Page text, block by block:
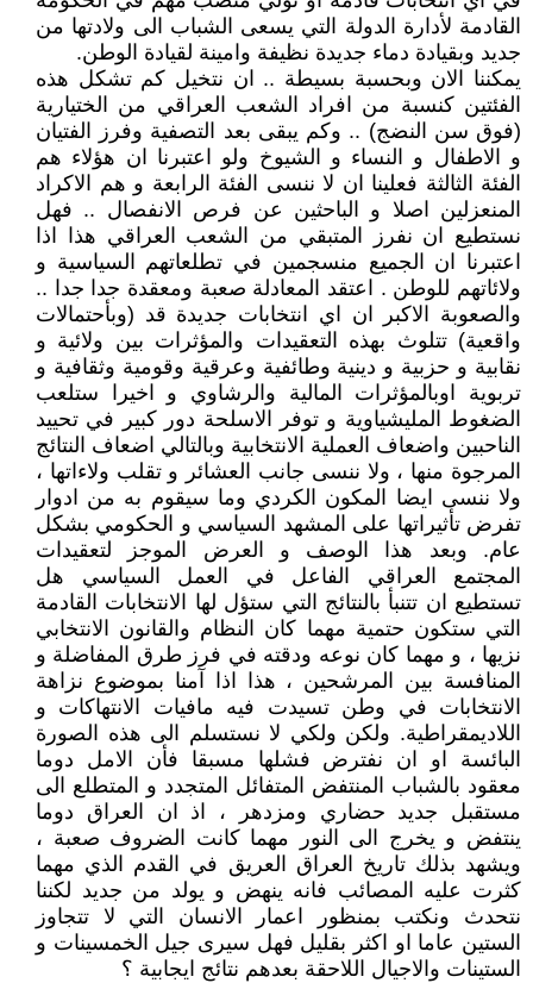
القادمة لأدارة الدولة التي يسعى الشباب الى ولادتها من
جديد وبقيادة دماء جديدة نظيفة وامينة لقيادة الوطن.
يمكننا الان وبحسبة بسيطة .. ان نتخيل كم تشكل هذه
الفئتين كنسبة من افراد الشعب العراقي من الختيارية
(فوق سن النضج) .. وكم يبقى بعد التصفية وفرز الفتيان
و الاطفال و النساء و الشيوخ ولو اعتبرنا ان هؤلاء هم
الفئة الثالثة فعلينا ان لا ننسى الفئة الرابعة و هم الاكراد
المنعزلين اصلا و الباحثين عن فرص الانفصال .. فهل
نستطيع ان نفرز المتبقي من الشعب العراقي هذا اذا
اعتبرنا ان الجميع منسجمين في تطلعاتهم السياسية و
ولائاتهم للوطن . اعتقد المعادلة صعبة ومعقدة جدا جدا ..
والصعوبة الاكبر ان اي انتخابات جديدة قد (وبأحتمالات
واقعية) تتلوث بهذه التعقيدات والمؤثرات بين ولائية و
نقابية و حزبية و دينية وطائفية وعرقية وقومية وثقافية و
تربوية اوبالمؤثرات المالية والرشاوي و اخيرا ستلعب
الضغوط المليشياوية و توفر الاسلحة دور كبير في تحييد
الناحبين واضعاف العملية الانتخابية وبالتالي اضعاف النتائج
المرجوة منها ، ولا ننسى جانب العشائر و تقلب ولاءاتها ،
ولا ننسى ايضا المكون الكردي وما سيقوم به من ادوار
تفرض تأثيراتها على المشهد السياسي و الحكومي بشكل
عام. وبعد هذا الوصف و العرض الموجز لتعقيدات
المجتمع العراقي الفاعل في العمل السياسي هل
تستطيع ان تتنبأ بالنتائج التي ستؤل لها الانتخابات القادمة
التي ستكون حتمية مهما كان النظام والقانون الانتخابي
نزيها ، و مهما كان نوعه ودقته في فرز طرق المفاضلة و
المنافسة بين المرشحين ، هذا اذا آمنا بموضوع نزاهة
الانتخابات في وطن تسيدت فيه مافيات الانتهاكات و
اللاديمقراطية. ولكن ولكي لا نستسلم الى هذه الصورة
البائسة او ان نفترض فشلها مسبقا فأن الامل دوما
معقود بالشباب المنتفض المتفائل المتجدد و المتطلع الى
مستقبل جديد حضاري ومزدهر ، اذ ان العراق دوما
ينتفض و يخرج الى النور مهما كانت الضروف صعبة ،
ويشهد بذلك تاريخ العراق العريق في القدم الذي مهما
كثرت عليه المصائب فانه ينهض و يولد من جديد لكننا
نتحدث ونكتب بمنظور اعمار الانسان التي لا تتجاوز
الستين عاما او اكثر بقليل فهل سيرى جيل الخمسينات و
الستينات والاجيال اللاحقة بعدهم نتائج ايجابية ؟